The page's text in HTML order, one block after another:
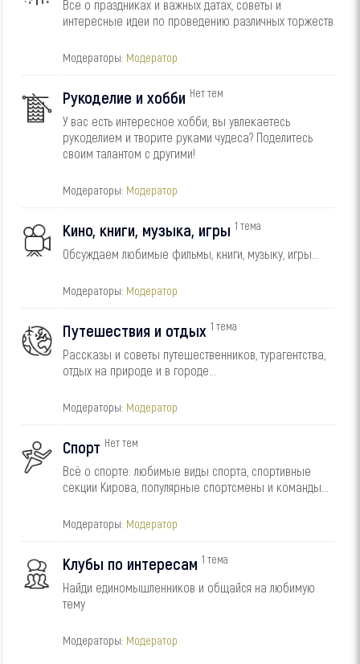
Все о праздниках и важных датах, советы и
интересные идеи по проведению различных торжеств
Модераторы: Модератор
Рукоделие и хобби Нет тем
У вас есть интересное хобби, вы увлекаетесь
рукоделием и творите руками чудеса? Поделитесь
своим талантом с другими!
Модераторы: Модератор
Кино, книги, музыка, игры 1 тема
Обсуждаем любимые фильмы, книги, музыку, игры...
Модераторы: Модератор
Путешествия и отдых 1 тема
Рассказы и советы путешественников, турагентства,
отдых на природе и в городе...
Модераторы: Модератор
Спорт Нет тем
Всё о спорте: любимые виды спорта, спортивные
секции Кирова, популярные спортсмены и команды...
Модераторы: Модератор
Клубы по интересам 1 тема
Найди единомышленников и общайся на любимую
тему
Модераторы: Модератор